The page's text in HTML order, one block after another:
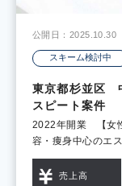
公開日：2025.10.30
スキーム検討中
東京都杉並区
スピート案件
2022年開業 【女
容・痩身中心のエ
売上高